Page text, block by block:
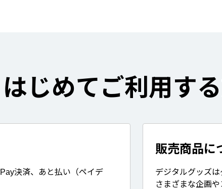
はじめてご利用す
決済、あと払い（ペイデ
販売商品に
デジタルグッズは
さまざまな企画